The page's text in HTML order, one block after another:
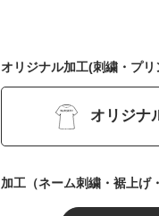
オリジナル加工(刺繍・プリ
オリジナ
加工（ネーム刺繍・裾上げ